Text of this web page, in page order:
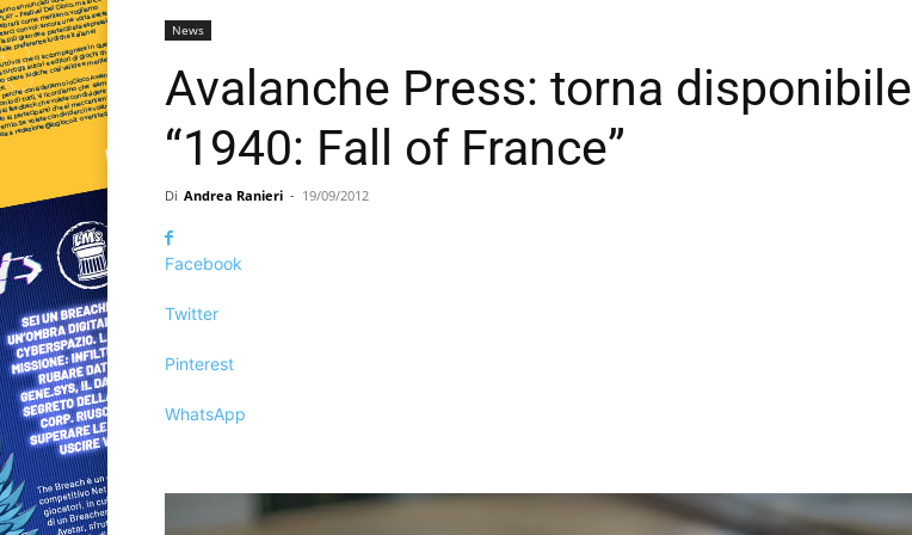
News
Avalanche Press: torna disponibile
“1940: Fall of France”
Di Andrea Ranieri - 19/09/2012
Facebook
Twitter
Pinterest
WhatsApp